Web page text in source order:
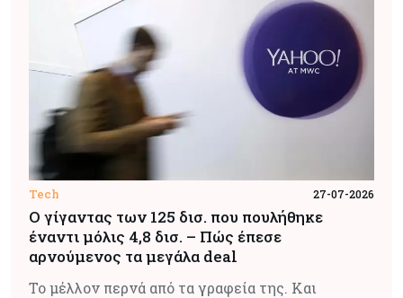
Tech 27-07-2026
Ο γίγαντας των 125 δισ. που πουλήθηκε
έναντι μόλις 4,8 δισ. – Πώς έπεσε
αρνούμενος τα μεγάλα deal
Το μέλλον περνά από τα γραφεία της. Και